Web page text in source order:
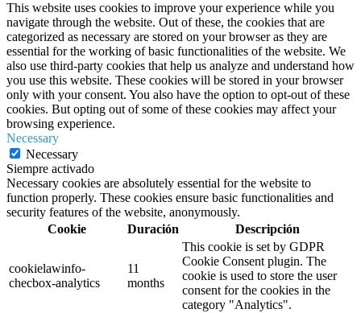
This website uses cookies to improve your experience while you
navigate through the website. Out of these, the cookies that are
categorized as necessary are stored on your browser as they are
essential for the working of basic functionalities of the website. We
also use third-party cookies that help us analyze and understand how
you use this website. These cookies will be stored in your browser
only with your consent. You also have the option to opt-out of these
cookies. But opting out of some of these cookies may affect your
browsing experience.
Necessary
Necessary
Siempre activado
Necessary cookies are absolutely essential for the website to
function properly. These cookies ensure basic functionalities and
security features of the website, anonymously.
Cookie
Duración Descripción
cookielawinfo-
checbox-analytics
11
months
This cookie is set by GDPR
Cookie Consent plugin. The
cookie is used to store the user
consent for the cookies in the
category "Analytics".